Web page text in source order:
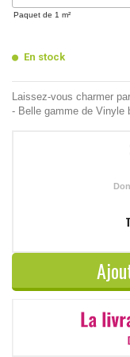
Paquet de 1 m²
En stock
Laissez-vous charmer
- Belle gamme de Vinyle